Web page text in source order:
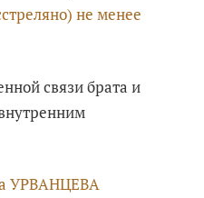
не менее
связи брата и
УРВАНЦЕВА